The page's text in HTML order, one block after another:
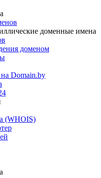
доменные имена
доменом
Domain.by
(WHOIS)